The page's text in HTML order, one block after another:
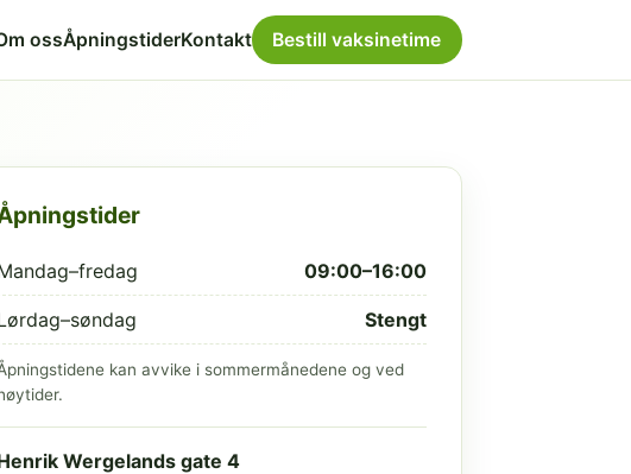
ossÅpningstiderKontakt Bestill vaksinetime
09:00–16:00
Stengt
kan avvike i sommermånedene og ved
Wergelands gate 4